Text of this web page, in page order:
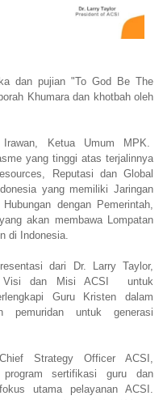
dan pujian "To God Be The
Khumara dan khotbah oleh
Ketua Umum MPK.
yang tinggi atas terjalinnya
Reputasi dan Global
yang memiliki Jaringan
dengan Pemerintah,
akan membawa Lompatan
di Indonesia.
dari Dr. Larry Taylor,
Visi dan Misi ACSI untuk
Guru Kristen dalam
pemuridan untuk generasi
Strategy Officer ACSI,
program sertifikasi guru dan
utama pelayanan ACSI.